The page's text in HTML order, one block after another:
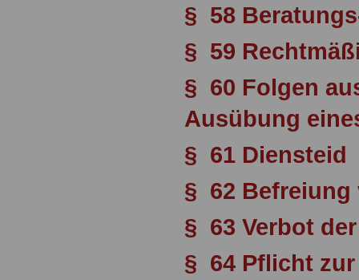
§ 58
§ 59
§ 60 Folgen
Ausübung
§ 61 Diensteid
§ 62
§ 63 Verbot
§ 64 Pflicht